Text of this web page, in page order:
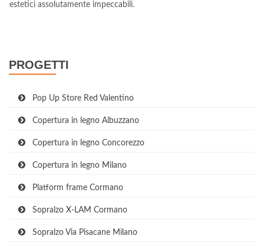
estetici assolutamente impeccabili.
PROGETTI
Pop Up Store Red Valentino
Copertura in legno Albuzzano
Copertura in legno Concorezzo
Copertura in legno Milano
Platform frame Cormano
Sopralzo X-LAM Cormano
Sopralzo Via Pisacane Milano